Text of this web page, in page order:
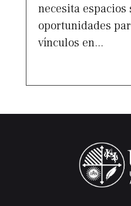
necesita
oportunidades
vínculos en...